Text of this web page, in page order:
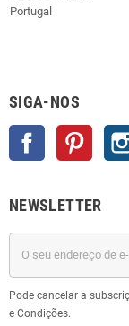
Portugal
SIGA-NOS
Facebook
NEWSLETTER
Pode cancelar a
e Condições.